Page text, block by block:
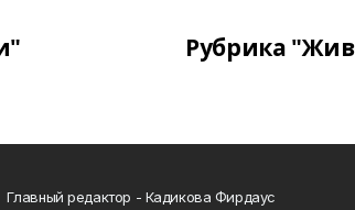
Рубрика
Главный редактор - Кадикова Фирдаус